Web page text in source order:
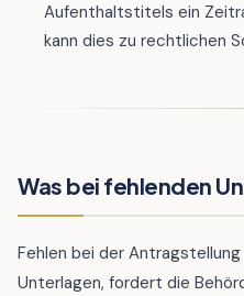
Aufenthaltstitels ein
kann dies zu rechtlichen
Was bei fehlenden
Fehlen bei der
Unterlagen, fordert die